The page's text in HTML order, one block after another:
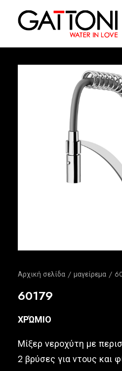
Περιβάλλοντα
Tελειωματα
Που να αγορασετε
Αρχική σελίδα μαγείρεμα
60179
ΧΡΏΜΙΟ
Μίξερ νεροχύτη με
2 βρύσες για ντους και